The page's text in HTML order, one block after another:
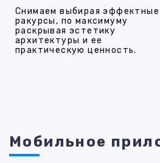
Снимаем выбирая эффектные
ракурсы, по максимуму
раскрывая эстетику
архитектуры и ее
практическую ценность.
Мобильное